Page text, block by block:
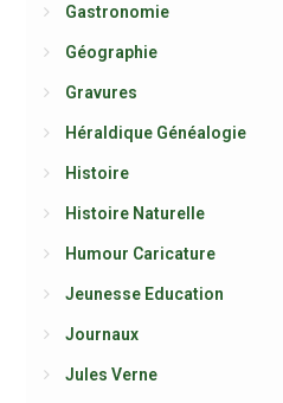
Gastronomie
Géographie
Gravures
Héraldique Généalogie
Histoire
Histoire Naturelle
Humour Caricature
Jeunesse Education
Journaux
Jules Verne